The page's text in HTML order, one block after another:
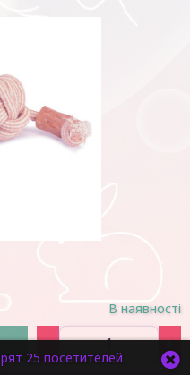
В наявності
- +
25 посетителей